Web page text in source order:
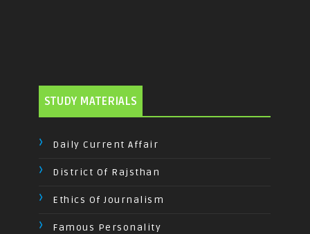
STUDY MATERIALS
Daily Current Affair
District Of Rajsthan
Ethics Of Journalism
Famous Personality